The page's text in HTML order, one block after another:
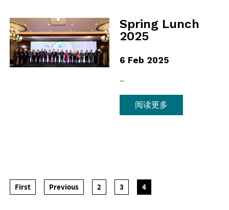
Spring Lunch
2025
6 Feb 2025
...
阅读更多
First Previous 2 3 4